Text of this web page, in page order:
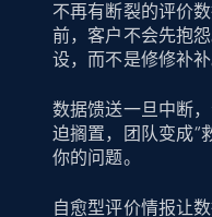
不再有断裂的评价
前，客户不会先抱
设，而不是修修补补
数据馈送一旦中断
迫搁置，团队变成“
你的问题。
自愈型评价情报让